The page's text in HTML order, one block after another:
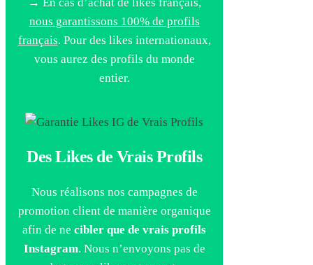
nous garantissons 100% de profils
français. Pour des likes internationaux,
vous aurez des profils du monde
entier.
Des Likes de Vrais Profils
Nous réalisons nos campagnes de
promotion client de manière organique
afin de necibler que de vrais profils
Instagram. Nous n’envoyons pas de